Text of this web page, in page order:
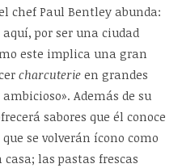
chef Paul Bentley abunda:
por ser una ciudad
este implica una gran
charcuterie en grandes
Además de su
sabores que él conoce
se volverán ícono como
las pastas frescas